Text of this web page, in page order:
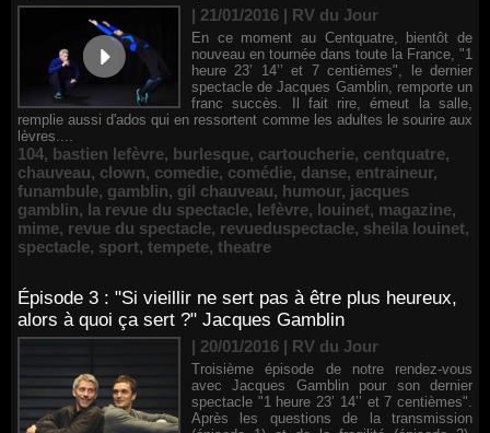
| 21/01/2016 | RV du Jour
En ce moment au Centquatre, bientôt de
nouveau en tournée dans toute la France, "1
heure 23’ 14’’ et 7 centièmes", le dernier
spectacle de Jacques Gamblin, remporte un
franc succès. Il fait rire, émeut la salle,
remplie aussi d'ados qui en ressortent comme les adultes le sourire aux
lèvres....
104, bastien lefèvre, burlesque, cartoucherie, centquatre,
chauveau, clown, comedie, comédie, danse, entraineur,
funambule, gamblin, gil chauveau, humour, jacques
gamblin, la revue du spectacle, lefèvre, louinet, magazine,
mime, revue du spectacle, revueduspectacle, sheila louinet,
spectacle, sport, tempete, theatre
Épisode 3 : "Si vieillir ne sert pas à être plus heureux,
alors à quoi ça sert ?" Jacques Gamblin
| 20/01/2016 | RV du Jour
Troisième épisode de notre rendez-vous
avec Jacques Gamblin pour son dernier
spectacle "1 heure 23’ 14’’ et 7 centièmes".
Après les questions de la transmission